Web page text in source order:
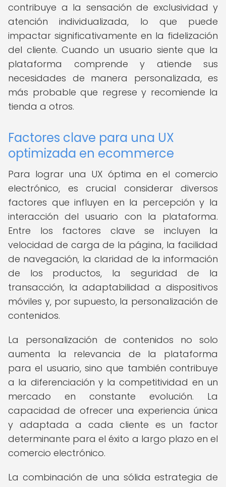
contribuye a la sensación de exclusividad y
atención individualizada, lo que puede
impactar significativamente en la fidelización
del cliente. Cuando un usuario siente que la
plataforma comprende y atiende sus
necesidades de manera personalizada, es
más probable que regrese y recomiende la
tienda a otros.
Factores clave para una UX
optimizada en ecommerce
Para lograr una UX óptima en el comercio
electrónico, es crucial considerar diversos
factores que influyen en la percepción y la
interacción del usuario con la plataforma.
Entre los factores clave se incluyen la
velocidad de carga de la página, la facilidad
de navegación, la claridad de la información
de los productos, la seguridad de la
transacción, la adaptabilidad a dispositivos
móviles y, por supuesto, la personalización de
contenidos.
La personalización de contenidos no solo
aumenta la relevancia de la plataforma
para el usuario, sino que también contribuye
a la diferenciación y la competitividad en un
mercado en constante evolución. La
capacidad de ofrecer una experiencia única
y adaptada a cada cliente es un factor
determinante para el éxito a largo plazo en el
comercio electrónico.
La combinación de una sólida estrategia de